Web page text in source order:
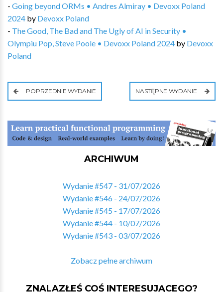
- Going beyond ORMs • Andres Almiray • Devoxx Poland
2024 by Devoxx Poland
- The Good, The Bad and The Ugly of AI in Security •
Olympiu Pop, Steve Poole • Devoxx Poland 2024 by Devoxx
Poland
POPRZEDNIE WYDANIE NASTĘPNE WYDANIE
ARCHIWUM
Wydanie #547 - 31/07/2026
Wydanie #546 - 24/07/2026
Wydanie #545 - 17/07/2026
Wydanie #544 - 10/07/2026
Wydanie #543 - 03/07/2026
Zobacz pełne archiwum
ZNALAZŁEŚ COŚ INTERESUJĄCEGO?